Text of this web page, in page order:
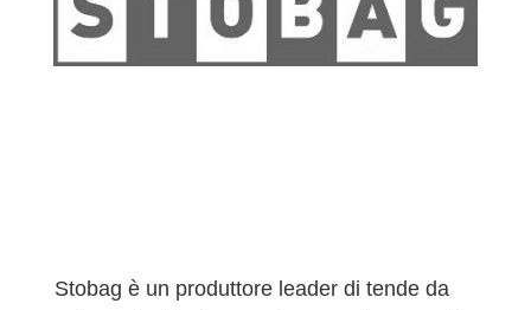
Stobag è un produttore leader di tende da